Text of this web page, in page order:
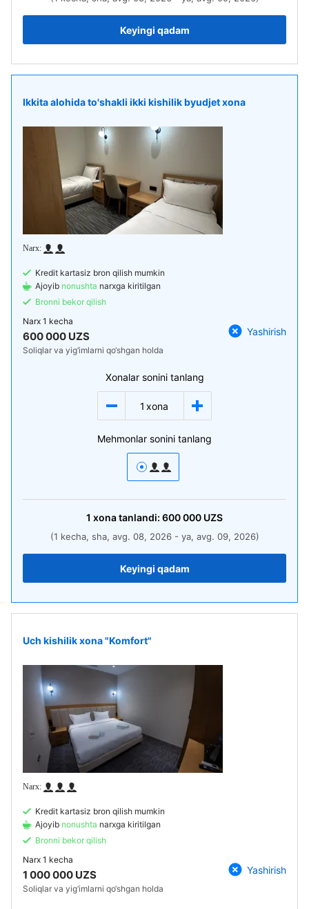
Keyingi qadam
Ikkita alohida to'shakli ikki kishilik byudjet xona
Kredit kartasiz bron qilish mumkin
Ajoyib nonushta narxga kiritilgan
Bronni bekor qilish
Narx 1 kecha
600 000 UZS
Soliqlar va yig‘imlarni qo‘shgan holda
Yashirish
Xonalar sonini tanlang
1 xona
Mehmonlar sonini tanlang
1 xonatanlandi: 600 000 UZS
(1 kecha, sha, avg. 08, 2026 - ya, avg. 09, 2026)
Keyingi qadam
Uch kishilik xona "Komfort"
Kredit kartasiz bron qilish mumkin
Ajoyib nonushta narxga kiritilgan
Bronni bekor qilish
Narx 1 kecha
1 000 000 UZS
Soliqlar va yig‘imlarni qo‘shgan holda
Yashirish